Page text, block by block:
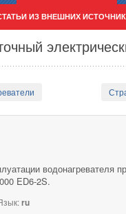
ИЗ ВНЕШНИХ
водонагревателя
ED6-2S.
ru